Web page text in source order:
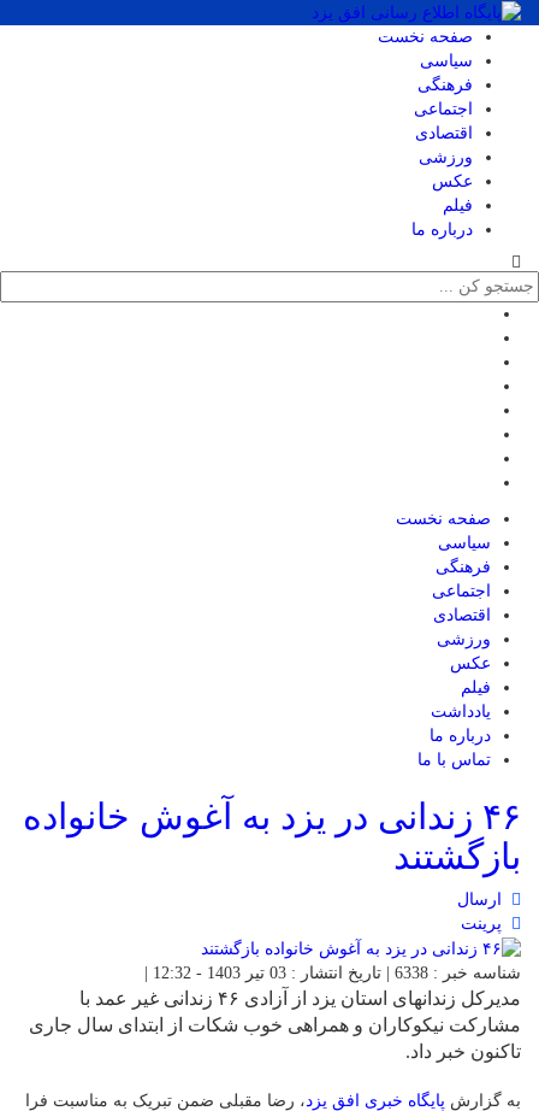
صفحه نخست
سیاسی
فرهنگی
اجتماعی
اقتصادی
ورزشی
عکس
فیلم
درباره ما
صفحه نخست
سیاسی
فرهنگی
اجتماعی
اقتصادی
ورزشی
عکس
فیلم
یادداشت
درباره ما
تماس با ما
۴۶ زندانی در یزد به آغوش خانواده
بازگشتند
ارسال
پرینت
شناسه خبر : 6338 | تاریخ انتشار : 03 تیر 1403 - 12:32 |
مدیرکل زندانهای استان یزد از آزادی ۴۶ زندانی غیر عمد با
مشارکت نیکوکاران و همراهی خوب شکات از ابتدای سال جاری
تاکنون خبر داد.
به گزارش پایگاه خبری افق یزد ، رضا مقبلی ضمن تبریک به مناسبت فرا